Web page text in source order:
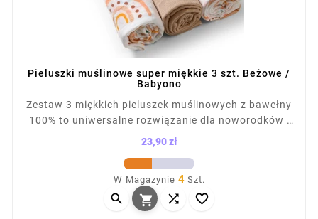
Pieluszki muślinowe super miękkie 3 szt. Beżowe /
Babyono
Zestaw 3 miękkich pieluszek muślinowych z bawełny
100% to uniwersalne rozwiązanie dla noworodków i
niemowląt. Sprawdzą się jako otulacz, ręcznik,
lekka tkanina nie podrażnia skóry dziecka. W
komplecie 2 pieluszki z nadrukiem i 1 gładka,
zapakowane w torbę na napy.
23,90 zł
W Magazynie 4Szt.
   